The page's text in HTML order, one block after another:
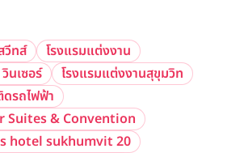
วีทส์
โรงแรมแต่งงาน
นเซอร์
โรงแรมแต่งงานสุขุมวิท
รถไฟฟ้า
Suites & Convention
hotel sukhumvit 20